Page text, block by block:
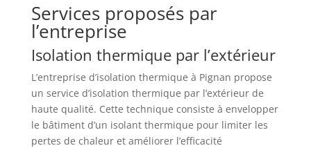
Services proposés par
l’entreprise
Isolation thermique par l’extérieur
L’entreprise d’isolation thermique à Pignan propose
un service d’isolation thermique par l’extérieur de
haute qualité. Cette technique consiste à envelopper
le bâtiment d’un isolant thermique pour limiter les
pertes de chaleur et améliorer l’efficacité